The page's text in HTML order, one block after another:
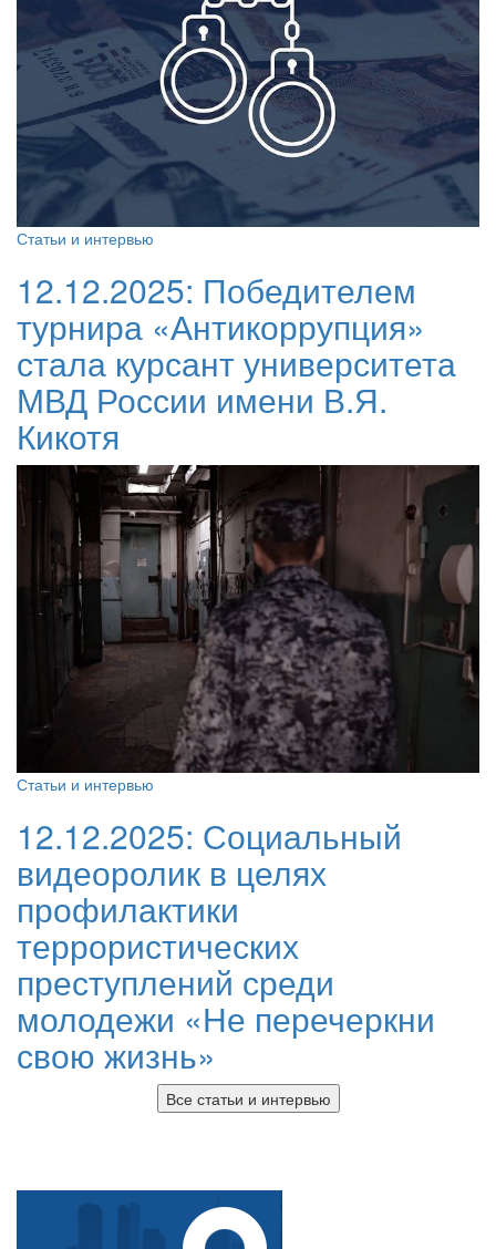
Статьи и интервью
12.12.2025: Победителем
турнира «Антикоррупция»
стала курсант университета
МВД России имени В.Я.
Кикотя
Статьи и интервью
12.12.2025: Социальный
видеоролик в целях
профилактики
террористических
преступлений среди
молодежи «Не перечеркни
свою жизнь»
Все статьи и интервью